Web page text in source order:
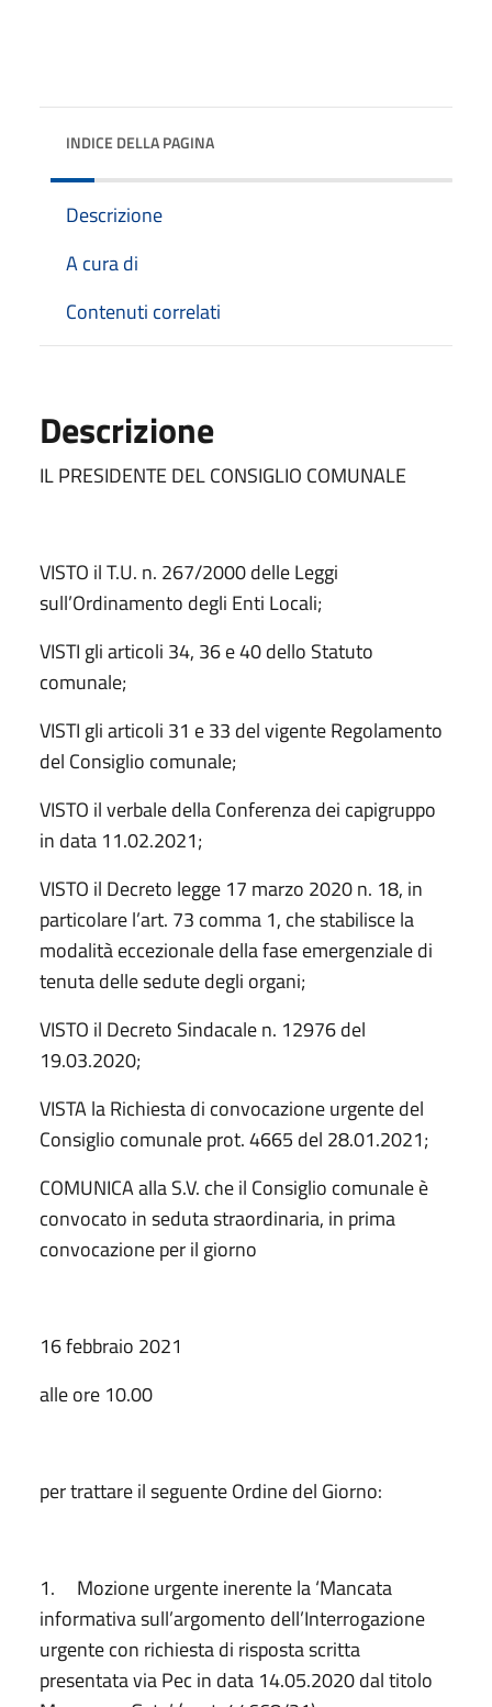
INDICE DELLA PAGINA
Descrizione
A cura di
Contenuti correlati
Descrizione
IL PRESIDENTE DEL CONSIGLIO COMUNALE
VISTO il T.U. n. 267/2000 delle Leggi
sull’Ordinamento degli Enti Locali;
VISTI gli articoli 34, 36 e 40 dello Statuto
comunale;
VISTI gli articoli 31 e 33 del vigente Regolamento
del Consiglio comunale;
VISTO il verbale della Conferenza dei capigruppo
in data 11.02.2021;
VISTO il Decreto legge 17 marzo 2020 n. 18, in
particolare l’art. 73 comma 1, che stabilisce la
modalità eccezionale della fase emergenziale di
tenuta delle sedute degli organi;
VISTO il Decreto Sindacale n. 12976 del
19.03.2020;
VISTA la Richiesta di convocazione urgente del
Consiglio comunale prot. 4665 del 28.01.2021;
COMUNICA alla S.V. che il Consiglio comunale è
convocato in seduta straordinaria, in prima
convocazione per il giorno
16 febbraio 2021
alle ore 10.00
per trattare il seguente Ordine del Giorno:
1. Mozione urgente inerente la ‘Mancata
informativa sull’argomento dell’Interrogazione
urgente con richiesta di risposta scritta
presentata via Pec in data 14.05.2020 dal titolo